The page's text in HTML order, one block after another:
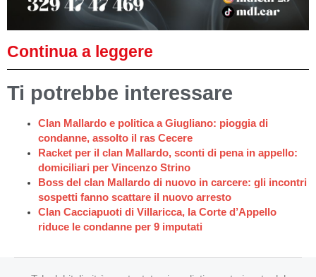
Continua a leggere
Ti potrebbe interessare
Clan Mallardo e politica a Giugliano: pioggia di
condanne, assolto il ras Cecere
Racket per il clan Mallardo, sconti di pena in appello:
domiciliari per Vincenzo Strino
Boss del clan Mallardo di nuovo in carcere: gli incontri
sospetti fanno scattare il nuovo arresto
Clan Cacciapuoti di Villaricca, la Corte d’Appello
riduce le condanne per 9 imputati